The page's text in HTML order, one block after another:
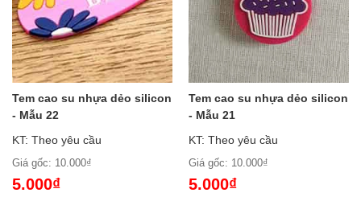
Tem cao su nhựa dẻo silicon
- Mẫu 22
KT: Theo yêu cầu
Giá gốc: 10.000₫
5.000₫
Tem cao su nhựa dẻo silicon
- Mẫu 21
KT: Theo yêu cầu
Giá gốc: 10.000₫
5.000₫